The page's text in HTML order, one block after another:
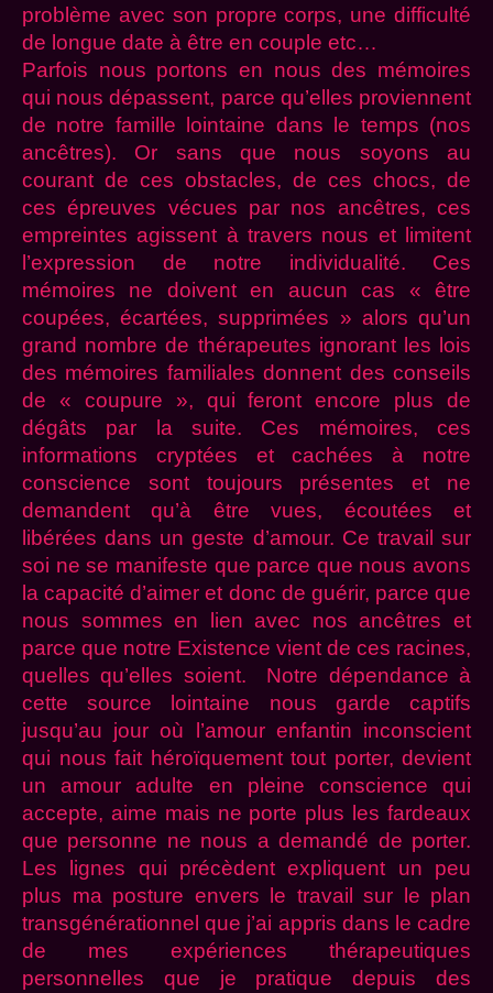
problème avec son propre corps, une difficulté
de longue date à être en couple etc…
Parfois nous portons en nous des mémoires
qui nous dépassent, parce qu’elles proviennent
de notre famille lointaine dans le temps (nos
ancêtres). Or sans que nous soyons au
courant de ces obstacles, de ces chocs, de
ces épreuves vécues par nos ancêtres, ces
empreintes agissent à travers nous et limitent
l’expression de notre individualité. Ces
mémoires ne doivent en aucun cas « être
coupées, écartées, supprimées » alors qu’un
grand nombre de thérapeutes ignorant les lois
des mémoires familiales donnent des conseils
de « coupure », qui feront encore plus de
dégâts par la suite. Ces mémoires, ces
informations cryptées et cachées à notre
conscience sont toujours présentes et ne
demandent qu’à être vues, écoutées et
libérées dans un geste d’amour. Ce travail sur
soi ne se manifeste que parce que nous avons
la capacité d’aimer et donc de guérir, parce que
nous sommes en lien avec nos ancêtres et
parce que notre Existence vient de ces racines,
quelles qu’elles soient. Notre dépendance à
cette source lointaine nous garde captifs
jusqu’au jour où l’amour enfantin inconscient
qui nous fait héroïquement tout porter, devient
un amour adulte en pleine conscience qui
accepte, aime mais ne porte plus les fardeaux
que personne ne nous a demandé de porter.
Les lignes qui précèdent expliquent un peu
plus ma posture envers le travail sur le plan
transgénérationnel que j’ai appris dans le cadre
de mes expériences thérapeutiques
personnelles que je pratique depuis des